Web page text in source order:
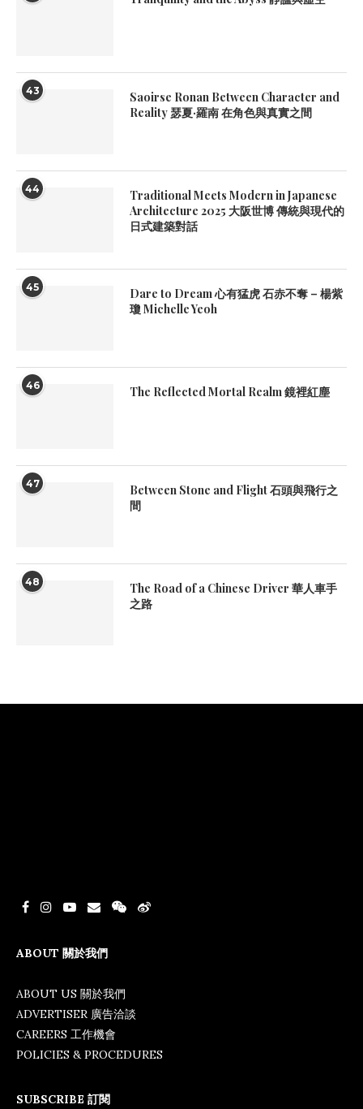
43
Saoirse Ronan Between Character and
Reality 瑟夏·羅南 在角色與真實之間
44
Traditional Meets Modern in Japanese
Architecture 2025 大阪世博 傳統與現代的
日式建築對話
45
Dare to Dream 心有猛虎 石赤不奪 – 楊紫
瓊 Michelle Yeoh
46 The Reflected Mortal Realm 鏡裡紅塵
47
Between Stone and Flight 石頭與飛行之
間
48
The Road of a Chinese Driver 華人車手
之路
ABOUT 關於我們
ABOUT US 關於我們
ADVERTISER 廣告洽談
CAREERS 工作機會
POLICIES & PROCEDURES
SUBSCRIBE 訂閱